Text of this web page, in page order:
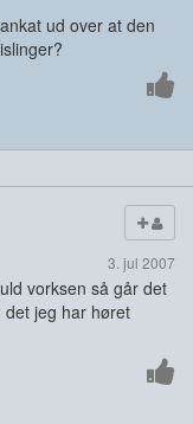
ud over at den
3. jul 2007
vorksen så går det
jeg har høret